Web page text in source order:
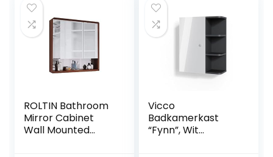
Spaanplaat
Hoogglans Wit
ROLTIN Bathroom
Mirror Cabinet
Wall Mounted
Vicco
Badkamerkast
“Fynn”, Wit